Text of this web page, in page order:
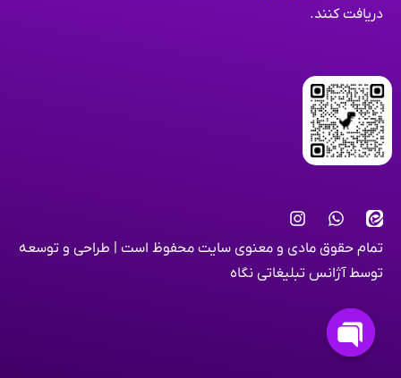
دریافت کنند.
تمام حقوق مادی و معنوی سایت محفوظ است | طراحی و توسعه
توسطآژانس تبلیغاتی نگاه